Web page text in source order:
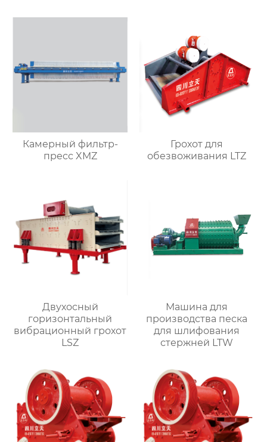
Камерный фильтр-
пресс XMZ
Грохот для
обезвоживания LTZ
Двухосный
горизонтальный
вибрационный грохот
LSZ
Машина для
производства песка
для шлифования
стержней LTW